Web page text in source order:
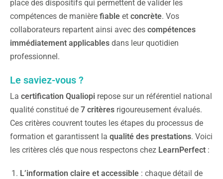
place des dispositifs qui permettent de valider les
compétences de manière fiable et concrète. Vos
collaborateurs repartent ainsi avec des compétences
immédiatement applicables dans leur quotidien
professionnel.
Le saviez-vous ?
La certification Qualiopi repose sur un référentiel national
qualité constitué de 7 critères rigoureusement évalués.
Ces critères couvrent toutes les étapes du processus de
formation et garantissent la qualité des prestations. Voici
les critères clés que nous respectons chez LearnPerfect :
L’information claire et accessible : chaque détail de